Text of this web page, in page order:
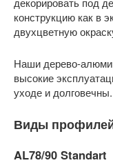
конструкцию как в
двухцветную
Наши дерево-
высокие
уходе и долговечны.
Виды
AL78/90 Standart